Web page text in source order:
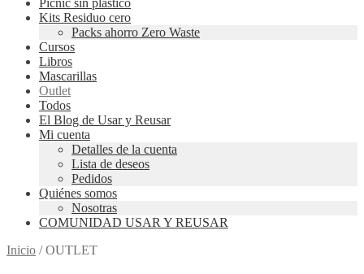
Picnic sin plástico
Kits Residuo cero
Packs ahorro Zero Waste
Cursos
Libros
Mascarillas
Outlet
Todos
El Blog de Usar y Reusar
Mi cuenta
Detalles de la cuenta
Lista de deseos
Pedidos
Quiénes somos
Nosotras
COMUNIDAD USAR Y REUSAR
Inicio /OUTLET